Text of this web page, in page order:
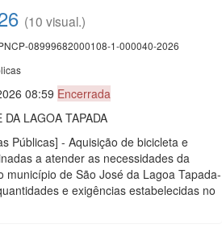
(10 visual.)
08999682000108-1-000040-2026
08:59 Encerrada
LAGOA TAPADA
Públicas] - Aquisição de bicicleta e
a atender as necessidades da
município de São José da Lagoa Tapada-
e exigências estabelecidas no